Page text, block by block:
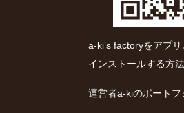
a-ki’s factoryをアプ
インストールする方法
運営者a-kiのポートフ